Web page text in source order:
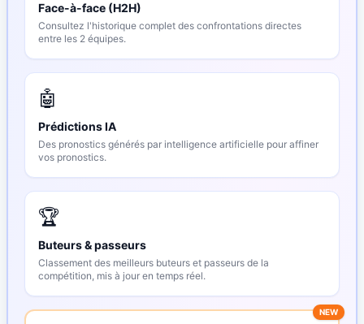
Face-à-face (H2H)
Consultez l'historique complet des confrontations directes
entre les 2 équipes.
🤖
Prédictions IA
Des pronostics générés par intelligence artificielle pour affiner
vos pronostics.
🏆
Buteurs & passeurs
Classement des meilleurs buteurs et passeurs de la
compétition, mis à jour en temps réel.
NEW